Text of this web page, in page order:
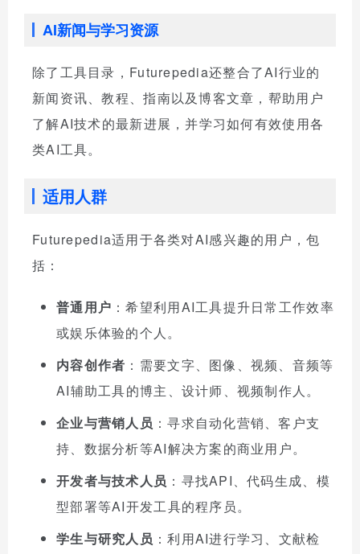
AI新闻与学习资源
除了工具目录，Futurepedia还整合了AI行业的
新闻资讯、教程、指南以及博客文章，帮助用户
了解AI技术的最新进展，并学习如何有效使用各
类AI工具。
适用人群
Futurepedia适用于各类对AI感兴趣的用户，包
括：
普通用户 ：希望利用AI工具提升日常工作效率
或娱乐体验的个人。
内容创作者 ：需要文字、图像、视频、音频等
AI辅助工具的博主、设计师、视频制作人。
企业与营销人员 ：寻求自动化营销、客户支
持、数据分析等AI解决方案的商业用户。
开发者与技术人员 ：寻找API、代码生成、模
型部署等AI开发工具的程序员。
学生与研究人员 ：利用AI进行学习、文献检